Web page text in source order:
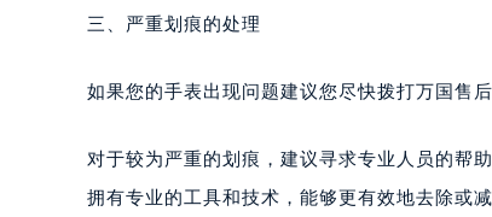
三、严重划痕的处理
如果您的手表出现问题建议您尽快拨打万国售
对于较为严重的划痕，建议寻求专业人员的帮
拥有专业的工具和技术，能够更有效地去除或减